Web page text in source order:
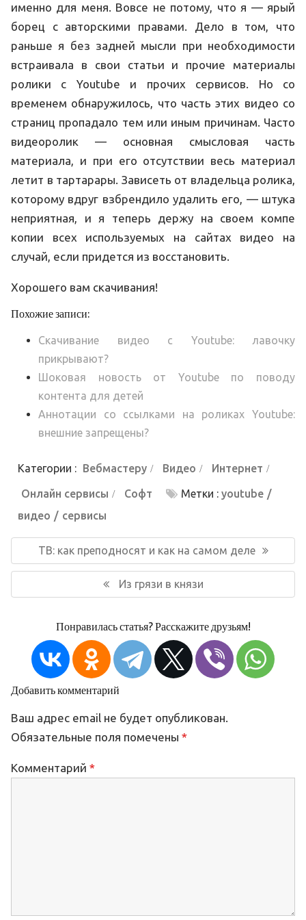
именно для меня. Вовсе не потому, что я — ярый
борец с авторскими правами. Дело в том, что
раньше я без задней мысли при необходимости
встраивала в свои статьи и прочие материалы
ролики с Youtube и прочих сервисов. Но со
временем обнаружилось, что часть этих видео со
страниц пропадало тем или иным причинам. Часто
видеоролик — основная смысловая часть
материала, и при его отсутствии весь материал
летит в тартарары. Зависеть от владельца ролика,
которому вдруг взбрендило удалить его, — штука
неприятная, и я теперь держу на своем компе
копии всех используемых на сайтах видео на
случай, если придется из восстановить.
Хорошего вам скачивания!
Похожие записи:
Скачивание видео с Youtube: лавочку
прикрывают?
Шоковая новость от Youtube по поводу
контента для детей
Аннотации со ссылками на роликах Youtube:
внешние запрещены?
Категории : Вебмастеру Видео Интернет
Онлайн сервисы Софт Метки : youtube
видео
сервисы
записям
Предыдущая
запись:
ТВ: как преподносят и как на самом деле
Следующая
запись:
Из грязи в князи
Понравилась статья? Расскажите друзьям!
Добавить комментарий
Ваш адрес email не будет опубликован.
Обязательные поля помечены *
Комментарий *